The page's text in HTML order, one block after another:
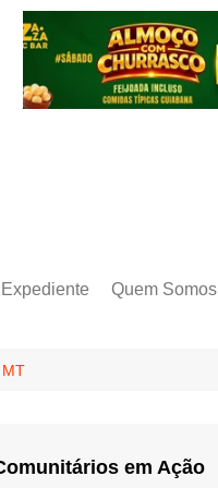
Expediente Quem Somos
em Ação